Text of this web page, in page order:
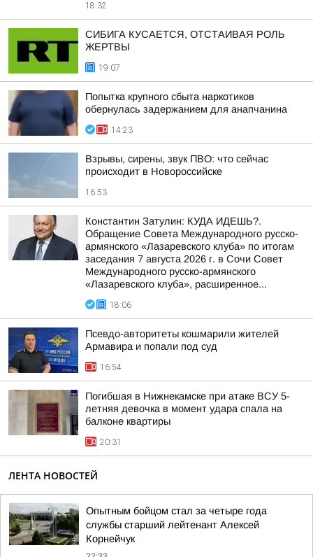
18:32
СИБИГА КУСАЕТСЯ, ОТСТАИВАЯ РОЛЬ
ЖЕРТВЫ
19:07
Попытка крупного сбыта наркотиков
обернулась задержанием для анапчанина
14:23
Взрывы, сирены, звук ПВО: что сейчас
происходит в Новороссийске
16:53
Константин Затулин: КУДА ИДЕШЬ?.
Обращение Совета Международного русско-
армянского «Лазаревского клуба» по итогам
заседания 7 августа 2026 г. в Сочи Совет
Международного русско-армянского
«Лазаревского клуба», расширенное...
18:06
Псевдо-авторитеты кошмарили жителей
Армавира и попали под суд
16:54
Погибшая в Нижнекамске при атаке ВСУ 5-
летняя девочка в момент удара спала на
балконе квартиры
20:31
ЛЕНТА НОВОСТЕЙ
Опытным бойцом стал за четыре года
службы старший лейтенант Алексей
Корнейчук